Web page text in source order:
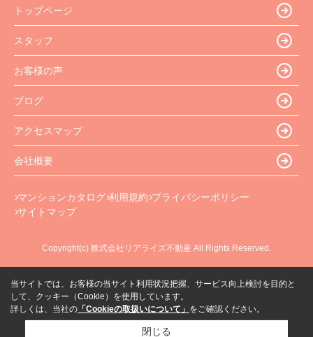
トップページ
スタッフ
お客様の声
ブログ
アクセスマップ
会社概要
マンションカタログ 利用規約 プライバシーポリシー
サイトマップ
Copyright(c) 株式会社リアライズ不動産 All Rights Reserved.
当サイトでは、お客様の当サイト利用状況把握、サービス向上検討を目的と
して、クッキー（Cookie）を使用しています。
詳しくは、当社の 「Cookieの取扱いについて」 をご確認ください。
閉じる